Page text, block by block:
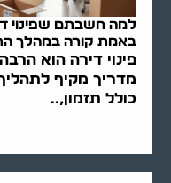
למה חשבתם שפינוי
באמת קורה במהלך
פינוי דירה הוא
מדריך מקיף
כולל תזמון,..